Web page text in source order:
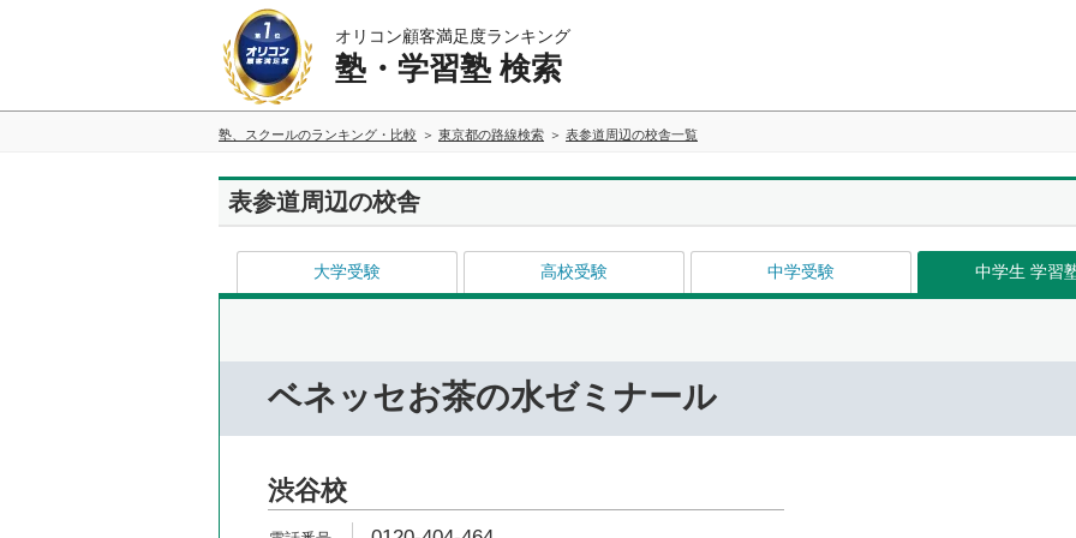
オリコン顧客満足度ランキング
塾・学習塾 検索
塾、スクールのランキング・比較 東京都の路線検索 表参道周辺の校舎一覧
表参道周辺の校舎
大学受験 高校受験 中学受験 中学生 学習
ベネッセお茶の水ゼミナール
渋谷校